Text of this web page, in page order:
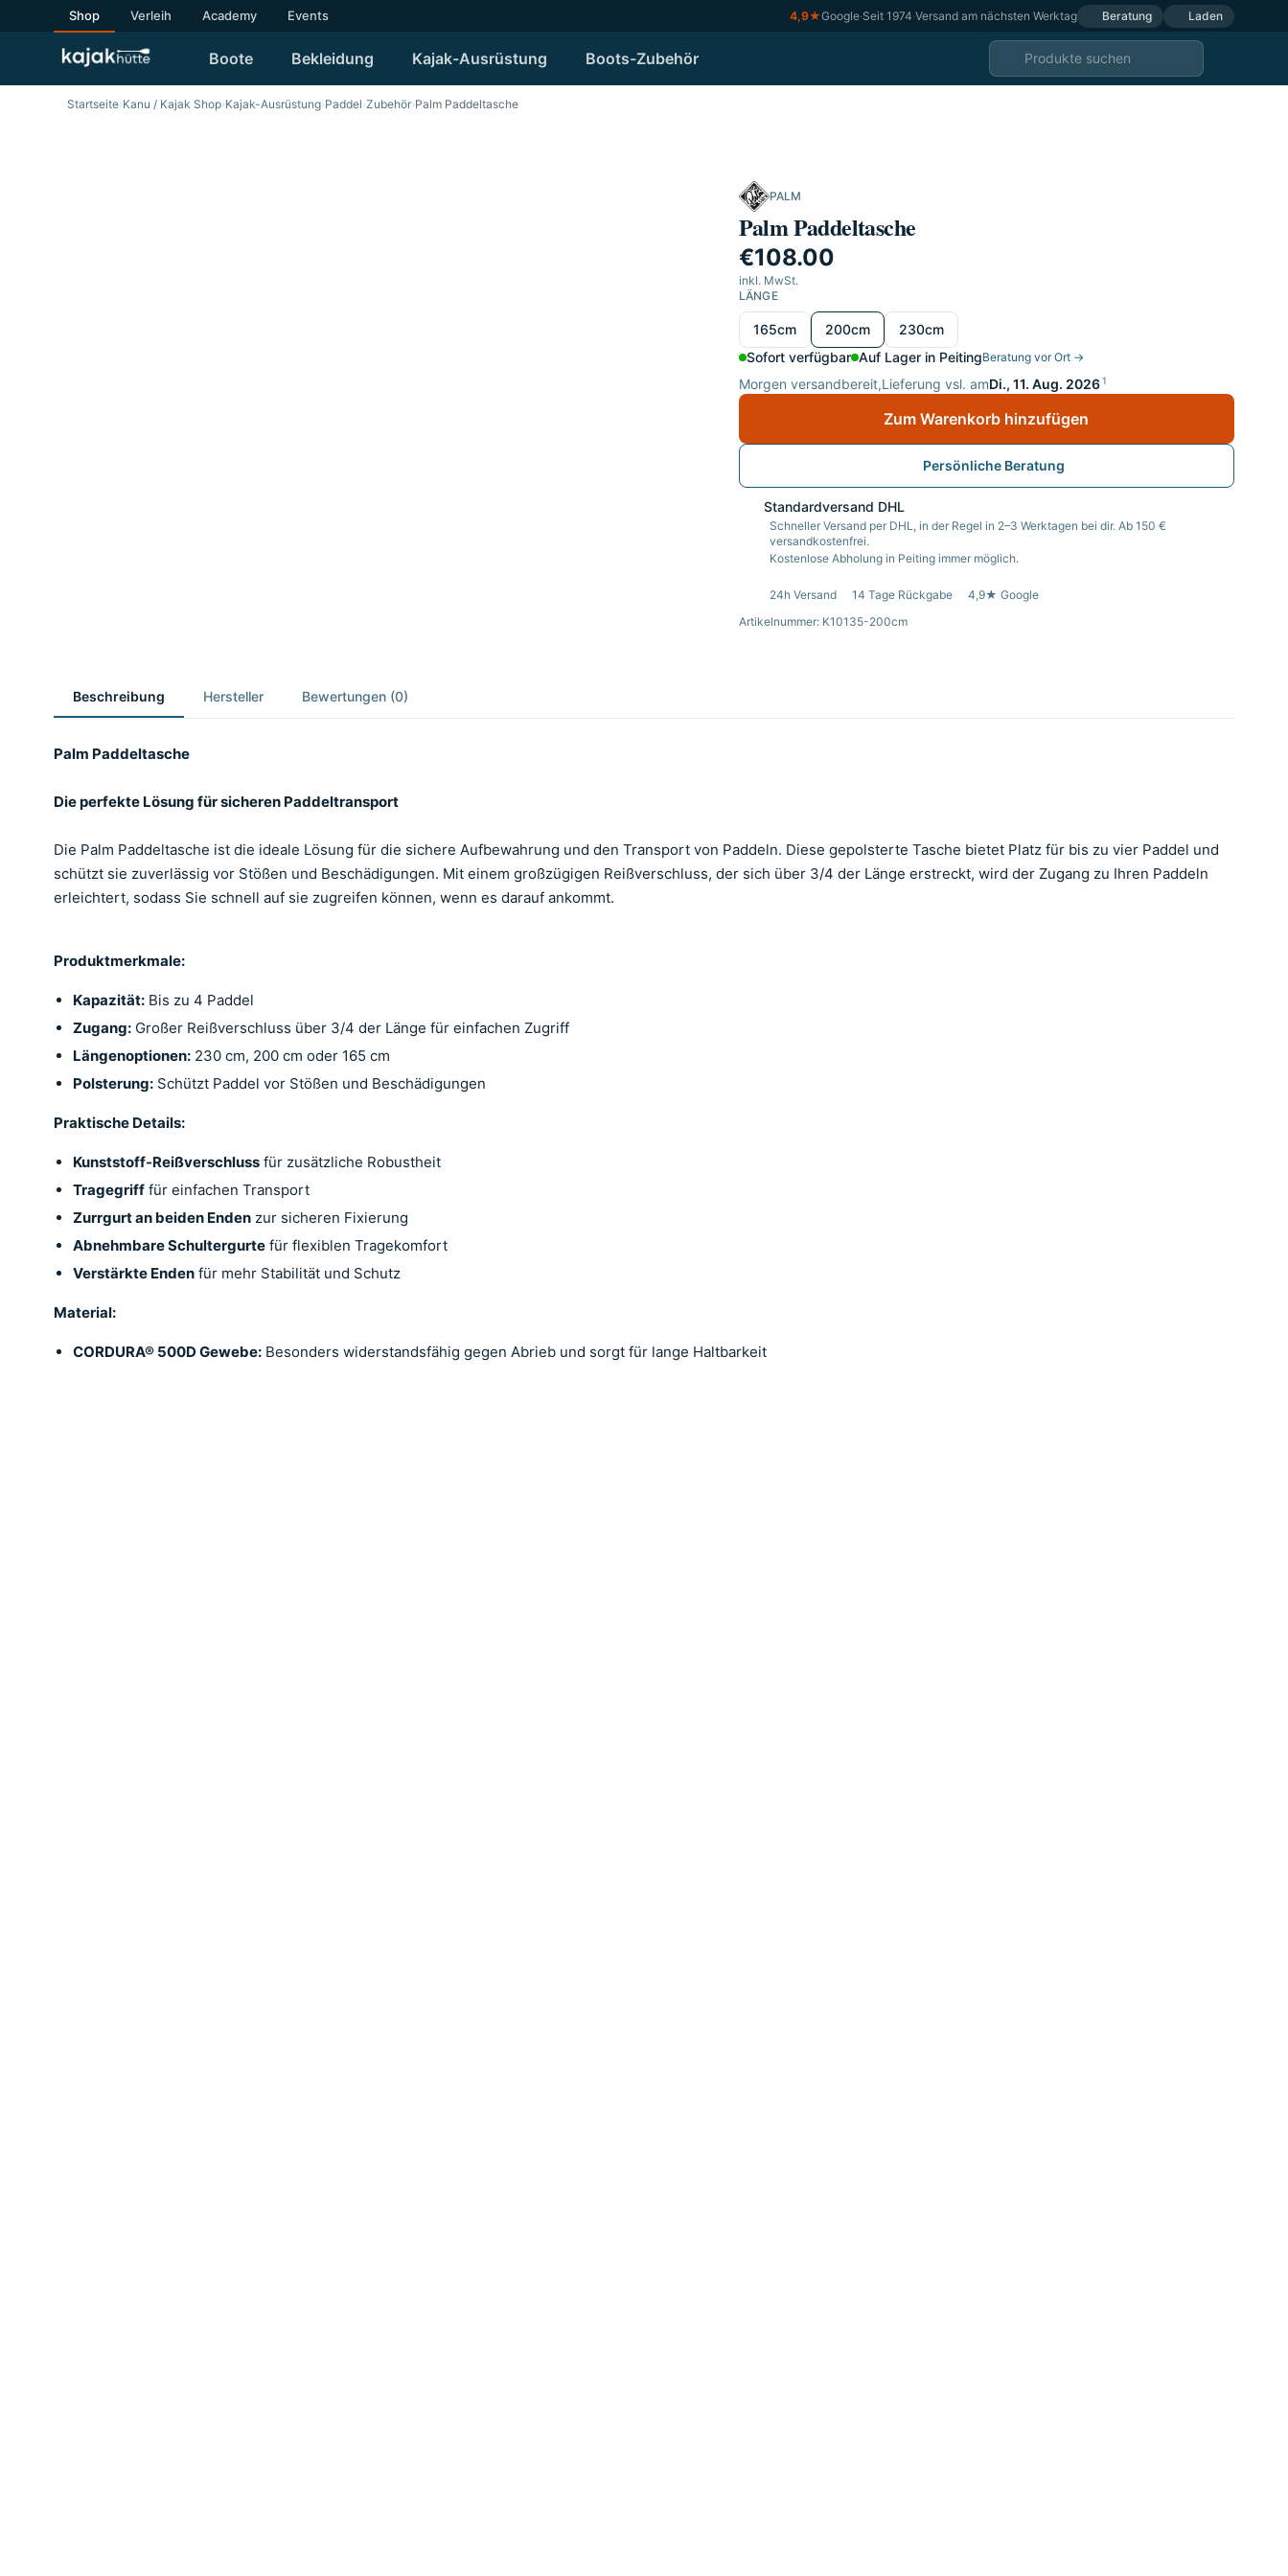
Shop Verleih Academy Events 4,9★Google·Seit 1974·Versand am nächsten Werktag Beratung Laden
Boote Bekleidung Kajak-Ausrüstung Boots-Zubehör
Startseite›Kanu / Kajak Shop›Kajak-Ausrüstung›Paddel›Zubehör›Palm Paddeltasche
PALM
Palm Paddeltasche
€108.00
inkl. MwSt.
LÄNGE
Länge wählen
165cm 200cm
230cm
Sofort verfügbar Auf Lager in PeitingBeratung vor Ort →
Morgen versandbereit,Lieferung vsl. amDi., 11. Aug. 2026 1
Zum Warenkorb hinzufügen
Persönliche Beratung
Standardversand DHL
Schneller Versand per DHL, in der Regel in 2–3 Werktagen bei dir. Ab 150 €
versandkostenfrei.
Kostenlose Abholung in Peiting immer möglich.
24h Versand 14 Tage Rückgabe
4,9★ Google
Artikelnummer: K10135-200cm
Beschreibung Hersteller Bewertungen (0)
Palm Paddeltasche
Die perfekte Lösung für sicheren Paddeltransport
Die Palm Paddeltasche ist die ideale Lösung für die sichere Aufbewahrung und den Transport von Paddeln. Diese gepolsterte Tasche bietet Platz für bis zu vier Paddel und
schützt sie zuverlässig vor Stößen und Beschädigungen. Mit einem großzügigen Reißverschluss, der sich über 3/4 der Länge erstreckt, wird der Zugang zu Ihren Paddeln
erleichtert, sodass Sie schnell auf sie zugreifen können, wenn es darauf ankommt.
Produktmerkmale:
Kapazität: Bis zu 4 Paddel
Zugang: Großer Reißverschluss über 3/4 der Länge für einfachen Zugriff
Längenoptionen: 230 cm, 200 cm oder 165 cm
Polsterung: Schützt Paddel vor Stößen und Beschädigungen
Praktische Details:
Kunststoff-Reißverschluss für zusätzliche Robustheit
Tragegriff für einfachen Transport
Zurrgurt an beiden Enden zur sicheren Fixierung
Abnehmbare Schultergurte für flexiblen Tragekomfort
Verstärkte Enden für mehr Stabilität und Schutz
Material:
CORDURA® 500D Gewebe: Besonders widerstandsfähig gegen Abrieb und sorgt für lange Haltbarkeit